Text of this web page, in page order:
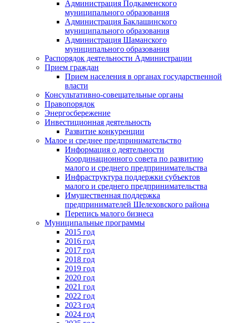
Администрация Подкаменского
муниципального образования
Администрация Баклашинского
муниципального образования
Администрация Шаманского
муниципального образования
Распорядок деятельности Администрации
Прием граждан
Прием населения в органах государственной
власти
Консультативно-совещательные органы
Правопорядок
Энергосбережение
Инвестиционная деятельность
Развитие конкуренции
Малое и среднее предпринимательство
Информация о деятельности
Координационного совета по развитию
малого и среднего предпринимательства
Инфраструктура поддержки субъектов
малого и среднего предпринимательства
Имущественная поддержка
предпринимателей Шелеховского района
Перепись малого бизнеса
Муниципальные программы
2015 год
2016 год
2017 год
2018 год
2019 год
2020 год
2021 год
2022 год
2023 год
2024 год